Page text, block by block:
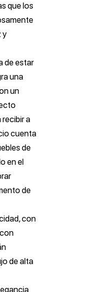
que los
y
de estar
una
un
a
cuenta
de
en el
de
con
de alta